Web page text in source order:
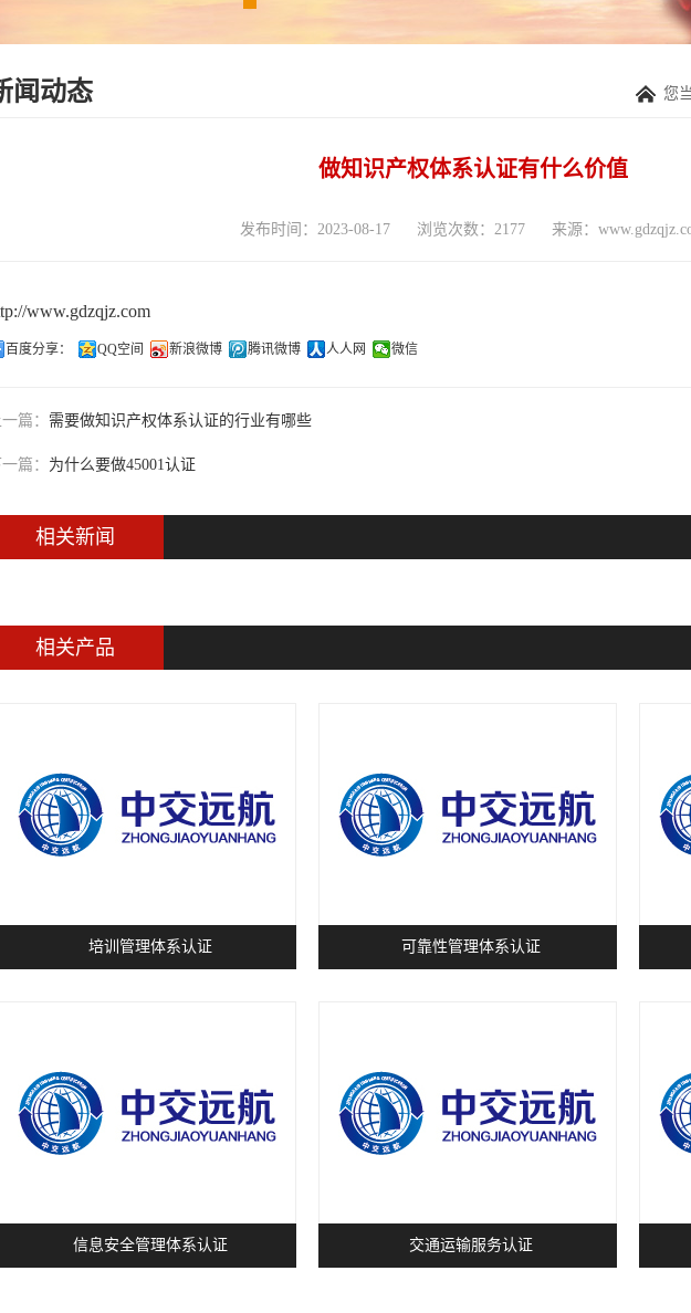
闻动态 您
做知识产权体系认证有什么价值
发布时间：2023-08-17 浏览次数：2177 来源：
www.gdzqjz.com
百度分享： QQ空间 新浪微博 腾讯微博 人人网 微信
一篇： 需要做知识产权体系认证的行业有哪些
一篇： 为什么要做45001认证
相关新闻
相关产品
培训管理体系认证 可靠性管理体系认证
信息安全管理体系认证 交通运输服务认证